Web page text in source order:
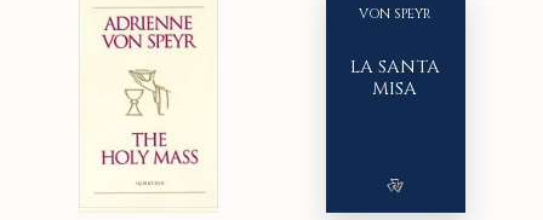
LA SANTA
MISA
VON SPEYR